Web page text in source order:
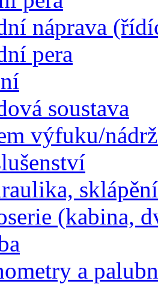
náprava
pera
soustava
výfuku/
sklápění
(kabina,
a